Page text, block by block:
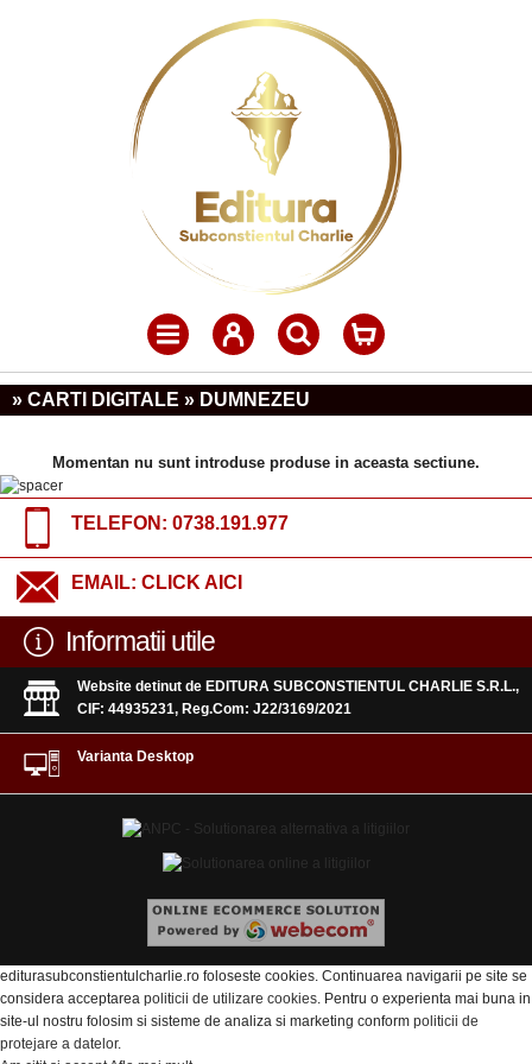
» CARTI DIGITALE » DUMNEZEU
Momentan nu sunt introduse produse in aceasta sectiune.
TELEFON: 0738.191.977
EMAIL: CLICK AICI
Informatii utile
Website detinut de EDITURA SUBCONSTIENTUL CHARLIE S.R.L.,
CIF: 44935231, Reg.Com: J22/3169/2021
Varianta Desktop
editurasubconstientulcharlie.ro foloseste cookies. Continuarea navigarii pe site se
considera acceptarea politicii de utilizare cookies . Pentru o experienta mai buna in
site-ul nostru folosim si sisteme de analiza si marketing conform politicii de
protejare a datelor.